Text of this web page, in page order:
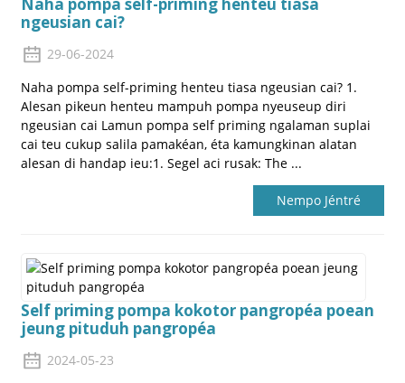
ngeusian cai?
29-06-2024
Naha pompa self-priming henteu tiasa ngeusian cai? 1.
Alesan pikeun henteu mampuh pompa nyeuseup diri
ngeusian cai Lamun pompa self priming ngalaman suplai
cai teu cukup salila pamakéan, éta kamungkinan alatan
alesan di handap ieu:1. Segel aci rusak: The ...
Nempo Jéntré
Self priming pompa kokotor pangropéa poean
jeung pituduh pangropéa
2024-05-23